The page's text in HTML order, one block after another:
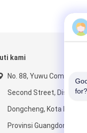
kami
No. 88, Yuwu Commercial
Second Street, Distrik
Dongcheng, Kota
Provinsi Guangdong
for?